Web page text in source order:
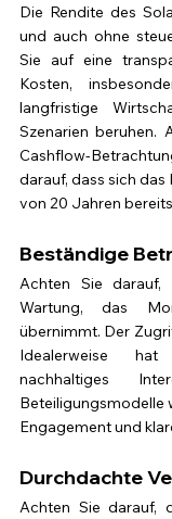
Die Rendite des
und auch ohne
Sie auf eine
Kosten,
langfristige
Szenarien beruhen.
Cashflow-
darauf, dass sich
von 20 Jahren
Beständige
Achten Sie darauf,
Wartung, das
übernimmt. Der
Idealerweise
nachhaltiges
Beteiligungsmodelle
Engagement und
Durchdachte
Achten Sie darauf,